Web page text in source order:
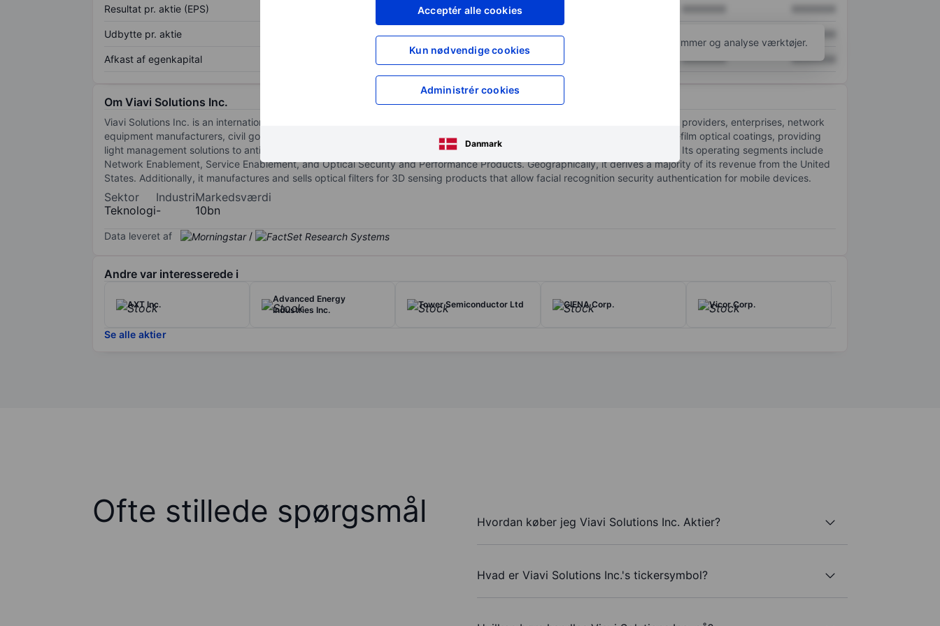
Acceptér alle cookies
Kun nødvendige cookies
Administrér cookies
Danmark
Resultat pr. aktie (EPS) XXXXXXX
Udbytte pr. aktie XXXXXXX
Afkast af egenkapital XXXXXXX XXXXXXX XXXXXXX
for at få adgang til flere diagrammer og analyse værktøjer.
Om Viavi Solutions Inc.
Viavi Solutions Inc. is an international provider of network test, monitoring, and assurance solutions to communications service providers, enterprises, network
equipment manufacturers, civil government, military and avionics customers. The company also offers high-performance thin-film optical coatings, providing
light management solutions to anti-counterfeiting, 3D sensing, electronics, automotive, defense, and instrumentation markets. Its operating segments include
Network Enablement, Service Enablement, and Optical Security and Performance Products. Geographically, it derives a majority of its revenue from the United
States. Additionally, it manufactures and sells optical filters for 3D sensing products that allow facial recognition security authentication for mobile devices.
Sektor
Teknologi
Industri
-
Markedsværdi
10bn
Data leveret af /
Andre var interesserede i
AXT Inc.
Advanced Energy
Industries Inc.
Tower Semiconductor Ltd CIENA Corp. Vicor Corp.
Se alle aktier
Ofte stillede spørgsmål Hvordan køber jeg Viavi Solutions Inc. Aktier?
Hvad er Viavi Solutions Inc.'s tickersymbol?